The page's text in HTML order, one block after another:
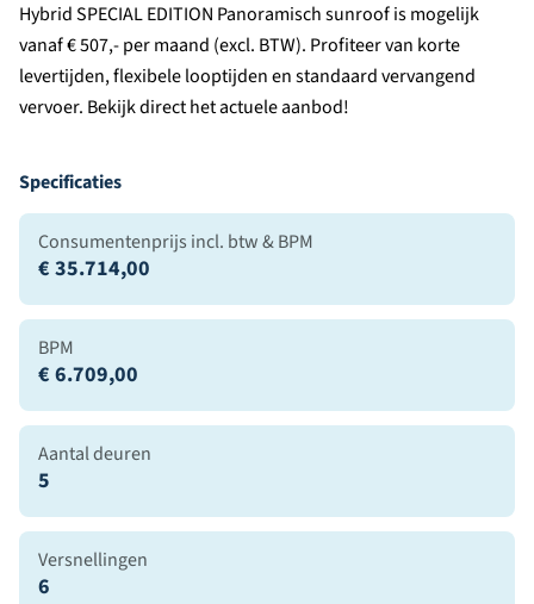
Hybrid SPECIAL EDITION Panoramisch sunroof is mogelijk
vanaf € 507,- per maand (excl. BTW). Profiteer van korte
levertijden, flexibele looptijden en standaard vervangend
vervoer. Bekijk direct het actuele aanbod!
Specificaties
Consumentenprijs incl. btw & BPM
€ 35.714,00
BPM
€ 6.709,00
Aantal deuren
5
Versnellingen
6